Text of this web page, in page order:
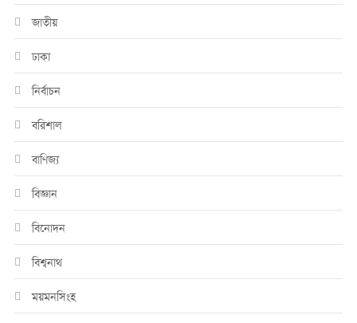
জাতীয়
ঢাকা
নির্বাচন
বরিশাল
বাণিজ্য
বিজ্ঞান
বিনোদন
বিশ্বনাথ
ময়মনসিংহ